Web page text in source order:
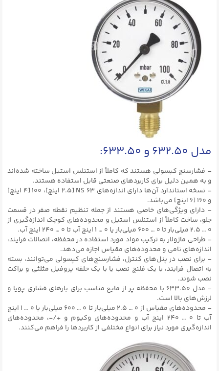
مدل‌ ۶۳۲.۵۰ و ۶۳۳.۵۰:
– فشارسنج کپسولی هستند که کاملاً از استنلس استیل ساخته شده‌اند
و به همین دلیل برای کاربرد‌های صنعتی قابل استفاده هستند.
– نسخه استاندارد آن‌ها دارای اندازه‌های NS ۶۳ [۲.۵ اینچ]، ۱۰۰ [۴ اینچ]
و ۱۶۰ [۶ اینچ] می‌باشد.
– دارای ویژگی‌های خاصی هستند از جمله تنظیم نقطه صفر در قسمت
جلو، ساخت کاملاً از استنلس استیل و محدوده‌های کوچک اندازه‌گیری از
۰ … ۲.۵ میلی‌بار تا ۰ … ۶۰۰ میلی‌بار یا ۰ … ۱ اینچ آب تا ۰ … ۲۴۰ اینچ آب.
– طراحی ماژولار به ترکیب مواد مورد استفاده در محفظه، اتصالات فرایند،
اندازه‌های نامی و محدوده‌های مقیاس اجازه می‌دهد.
– برای نصب در پنل‌های کنترل، فشارسنج‌های کپسولی می‌توانند، بسته
به اتصال فرایند، با یک فلنج نصب یا با یک حلقه پروفیل مثلثی و براکت
نصب شوند.
– مدل ۶۳۳.۵۰ با محفظه پر از مایع مناسب برای بارهای فشاری پویا و
لرزش‌های بالا است.
– محدوده‌های مقیاس از ۰ … ۲.۵ میلی‌بار تا ۰ … ۶۰۰ میلی‌بار یا ۰ … ۱ اینچ
آب تا ۰ … ۲۴۰ اینچ آب و محدوده‌های وکیوم و +/-، محدوده‌های
اندازه‌گیری مورد نیاز برای انواع مختلفی از کاربرد‌ها را فراهم می‌کنند.